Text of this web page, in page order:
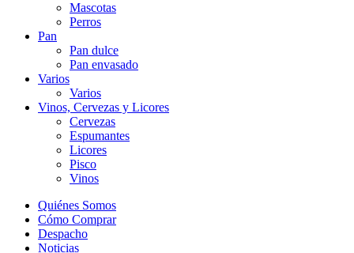
Mascotas
Perros
Pan
Pan dulce
Pan envasado
Varios
Varios
Vinos, Cervezas y Licores
Cervezas
Espumantes
Licores
Pisco
Vinos
Quiénes Somos
Cómo Comprar
Despacho
Noticias